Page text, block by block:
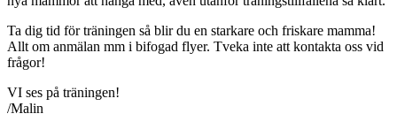
Ta dig tid för träningen så blir du en starkare och friskare mamma!
Allt om anmälan mm i bifogad flyer. Tveka inte att kontakta oss vid
frågor!
VI ses på träningen!
/Malin